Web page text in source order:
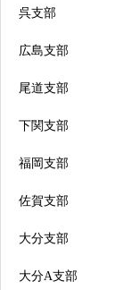
呉支部
広島支部
尾道支部
下関支部
福岡支部
佐賀支部
大分支部
大分A支部